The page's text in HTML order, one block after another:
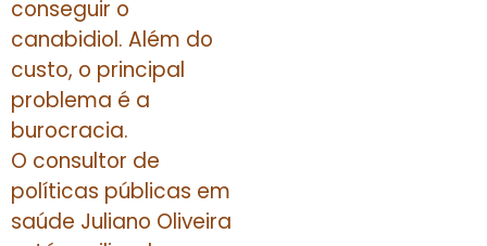
conseguir o
canabidiol. Além do
custo, o principal
problema é a
burocracia.
O consultor de
políticas públicas em
saúde Juliano Oliveira